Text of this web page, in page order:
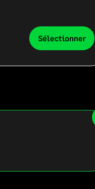
Sélectionner